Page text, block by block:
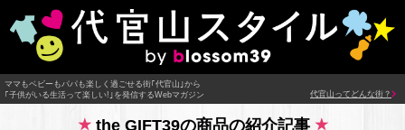
ママもベビーもパパも楽しく過ごせる街｢代官山｣から
｢子供がいる生活って楽しい!｣を発信するWebマガジン
代官山ってどんな街？
the GIFT39の商品の紹介記事